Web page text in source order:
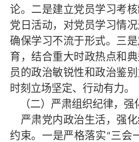
论。二是建立党员学习考
党日活动，对党员学习情况
确保学习不流于形式。三
育，结合重大时政热点和
员的政治敏锐性和政治鉴
时刻立场坚定、行动有力。
（二）严肃组织纪律，强
严肃党内政治生活，强
约束。一是严格落实“三会